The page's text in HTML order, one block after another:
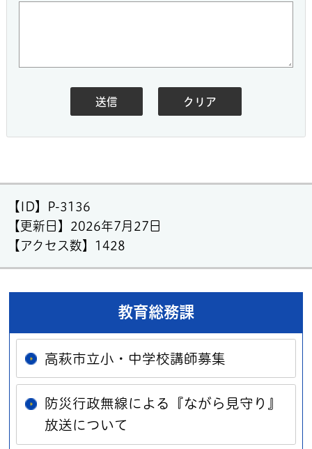
【ID】
P-3136
【更新日】 2026年7月27日
【アクセス数】 1428
教育総務課
高萩市立小・中学校講師募集
防災行政無線による『ながら見守り』
放送について